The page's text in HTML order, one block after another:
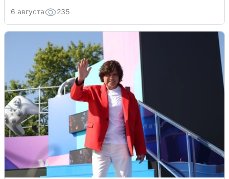
6 августа 235